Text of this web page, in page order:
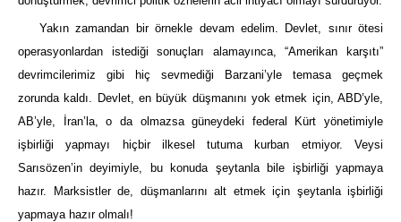
Yakın zamandan bir örnekle devam edelim. Devlet, sınır ötesi
operasyonlardan istediği sonuçları alamayınca, “Amerikan karşıtı”
devrimcilerimiz gibi hiç sevmediği Barzani’yle temasa geçmek
zorunda kaldı. Devlet, en büyük düşmanını yok etmek için, ABD’yle,
AB’yle, İran’la, o da olmazsa güneydeki federal Kürt yönetimiyle
işbirliği yapmayı hiçbir ilkesel tutuma kurban etmiyor. Veysi
Sarısözen’in deyimiyle, bu konuda şeytanla bile işbirliği yapmaya
hazır. Marksistler de, düşmanlarını alt etmek için şeytanla işbirliği
yapmaya hazır olmalı!